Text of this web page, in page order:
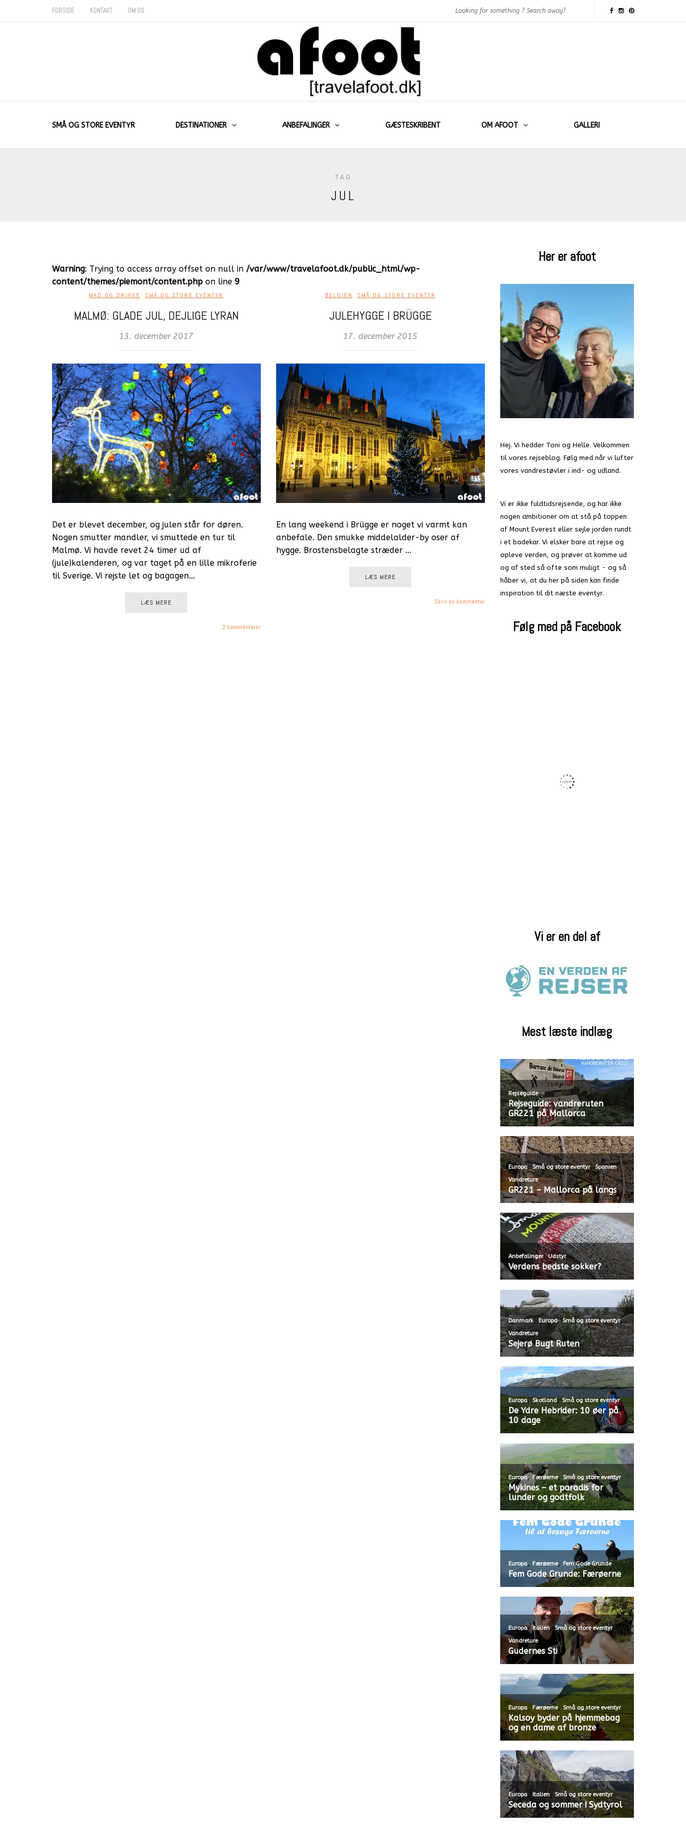
FORSIDE KONTAKT OM OS
SMÅ OG STORE EVENTYR DESTINATIONER ANBEFALINGER GÆSTESKRIBENT OM AFOOT GALLERI
TAG
JUL
Warning: Trying to access array offset on null in /var/www/travelafoot.dk/public_html/wp-
content/themes/piemont/content.php on line 9
MAD OG DRIKKE SMÅ OG STORE EVENTYR
MALMØ: GLADE JUL, DEJLIGE LYRAN
13. december 2017
Det er blevet december, og julen står for døren.
Nogen smutter mandler, vi smuttede en tur til
Malmø. Vi havde revet 24 timer ud af
(jule)kalenderen, og var taget på en lille mikroferie
til Sverige. Vi rejste let og bagagen…
LÆS MERE
2 kommentarer
BELGIEN SMÅ OG STORE EVENTYR
JULEHYGGE I BRÜGGE
17. december 2015
En lang weekend i Brügge er noget vi varmt kan
anbefale. Den smukke middelalder-by oser af
hygge. Brostensbelagte stræder …
LÆS MERE
Skriv en kommentar
Her er afoot
Hej. Vi hedder Toni og Helle. Velkommen
til vores rejseblog. Følg med når vi lufter
vores vandrestøvler i ind- og udland.
Vi er ikke fuldtidsrejsende, og har ikke
nogen ambitioner om at stå på toppen
af Mount Everest eller sejle jorden rundt
i et badekar. Vi elsker bare at rejse og
opleve verden, og prøver at komme ud
og af sted så ofte som muligt - og så
håber vi, at du her på siden kan finde
inspiration til dit næste eventyr.
Følg med på Facebook
Vi er en del af
Mest læste indlæg
Rejseguide
Rejseguide: vandreruten
GR221 på Mallorca
Europa,Små og store eventyr,Spanien,
Vandreture
GR221 – Mallorca på langs
Anbefalinger,Udstyr
Verdens bedste sokker?
Danmark,Europa,Små og store eventyr,
Vandreture
Sejerø Bugt Ruten
Europa,Skotland,Små og store eventyr
De Ydre Hebrider: 10 øer på
10 dage
Europa,Færøerne, Små og store eventyr
Mykines – et paradis for
lunder og godtfolk
Europa, Færøerne, Fem Gode Grunde
Fem Gode Grunde: Færøerne
Europa,Italien,Små og store eventyr,
Vandreture
Gudernes Sti
Europa,Færøerne, Små og store eventyr
Kalsoy byder på hjemmebag
og en dame af bronze
Europa, Italien,Små og store eventyr
Seceda og sommer i Sydtyrol